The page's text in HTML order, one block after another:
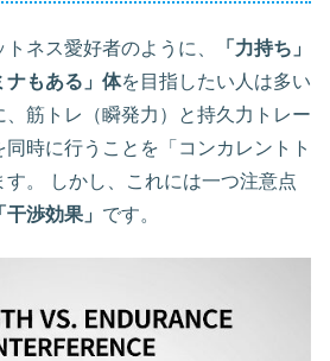
ネス愛好者のように、
「力持ち」
ナもある」体を目指したい人は多い
筋トレ（瞬発力）と持久力トレー
時に行うことを「コンカレントト
す。 しかし、これには一つ注意点
干渉効果」 です。